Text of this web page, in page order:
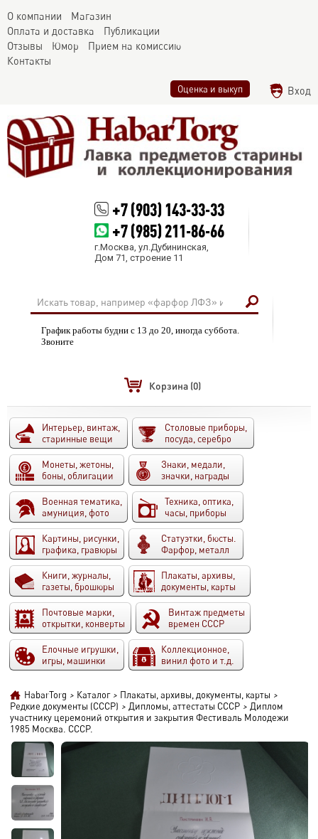
О компании
Магазин
Оплата и доставка
Публикации
Отзывы
Юмор
Прием на комиссию
Контакты
Оценка и выкуп Вход
+7 (903) 143-33-33
+7 (985) 211-86-66
г.Москва, ул.Дубининская,
Дом 71, строение 11
График работы будни с 13 до 20, иногда суббота.
Звоните
Корзина (0)
Интерьер, винтаж,
старинные вещи
Столовые приборы,
посуда, серебро
Монеты, жетоны,
боны, облигации
Знаки, медали,
значки, награды
Военная тематика,
амуниция, фото
Техника, оптика,
часы, приборы
Картины, рисунки,
графика, гравюры
Статуэтки, бюсты.
Фарфор, металл
Книги, журналы,
газеты, брошюры
Плакаты, архивы,
документы, карты
Почтовые марки,
открытки, конверты
Винтаж предметы
времен СССР
Елочные игрушки,
игры, машинки
Коллекционное,
винил фото и т.д.
HabarTorg > Каталог > Плакаты, архивы, документы, карты >
Редкие документы (СССР) > Дипломы, аттестаты СССР > Диплом
участнику церемоний открытия и закрытия Фестиваль Молодежи
1985 Москва. СССР.